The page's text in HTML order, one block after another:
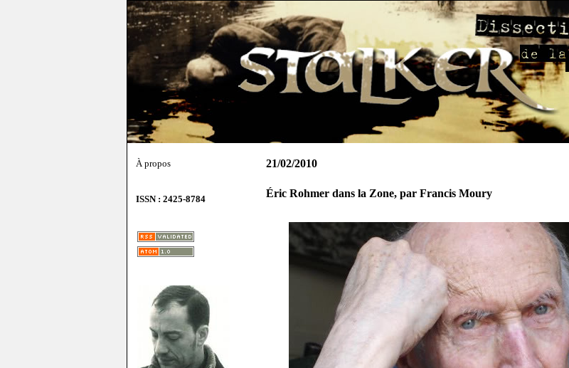
À propos
ISSN : 2425-8784
21/02/2010
Éric Rohmer dans la Zone, par Francis Moury